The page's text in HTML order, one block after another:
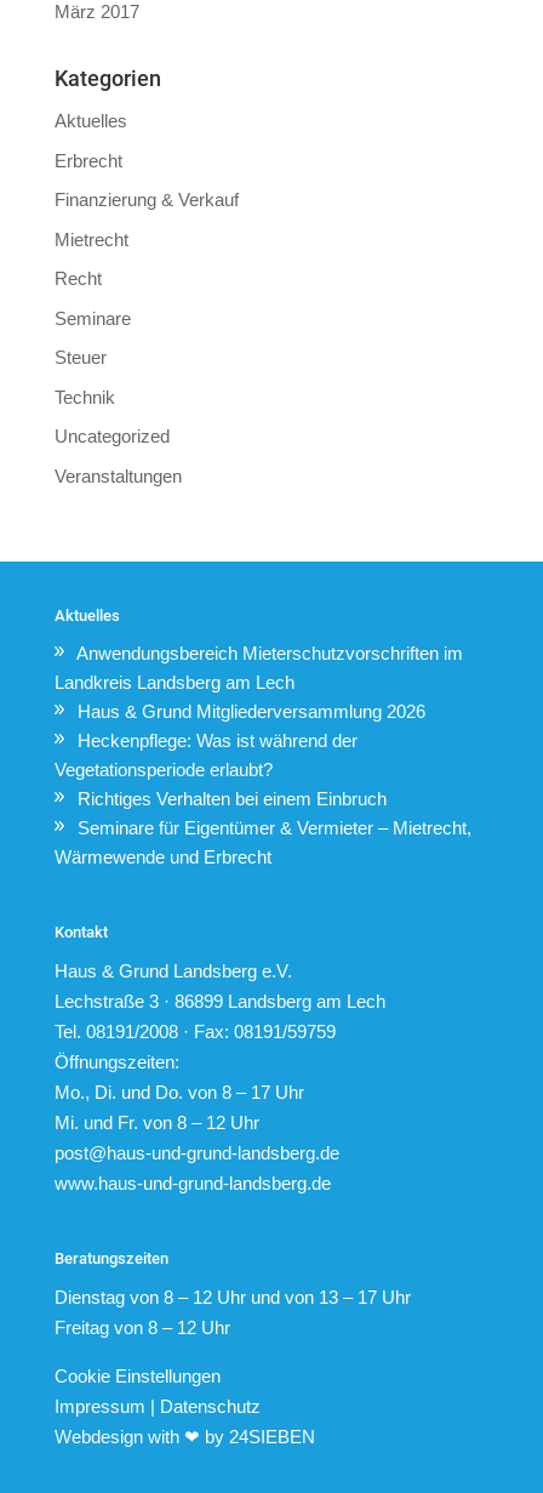
März 2017
Kategorien
Aktuelles
Erbrecht
Finanzierung & Verkauf
Mietrecht
Recht
Seminare
Steuer
Technik
Uncategorized
Veranstaltungen
Aktuelles
Anwendungsbereich Mieterschutzvorschriften im
Landkreis Landsberg am Lech
Haus & Grund Mitgliederversammlung 2026
Heckenpflege: Was ist während der
Vegetationsperiode erlaubt?
Richtiges Verhalten bei einem Einbruch
Seminare für Eigentümer & Vermieter – Mietrecht,
Wärmewende und Erbrecht
Kontakt
Haus & Grund Landsberg e.V.
Lechstraße 3 · 86899 Landsberg am Lech
Tel. 08191/2008 · Fax: 08191/59759
Öffnungszeiten:
Mo., Di. und Do. von 8 – 17 Uhr
Mi. und Fr. von 8 – 12 Uhr
post@haus-und-grund-landsberg.de
www.haus-und-grund-landsberg.de
Beratungszeiten
Dienstag von 8 – 12 Uhr und von 13 – 17 Uhr
Freitag von 8 – 12 Uhr
Cookie Einstellungen
Impressum | Datenschutz
Webdesign with ❤ by 24SIEBEN